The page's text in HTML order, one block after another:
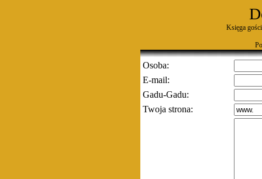
Księga
Osoba:
E-mail:
Gadu-Gadu:
Twoja strona: